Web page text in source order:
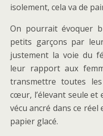
isolement, cela va de
On pourrait évoquer
petits garçons par
justement la voie du
leur rapport aux
transmettre toutes
cœur, l’élevant seule
vécu ancré dans ce
papier glacé.